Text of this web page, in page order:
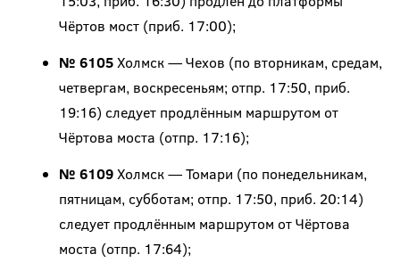
Чёртов мост (приб. 17:00);
№ 6105Холмск — Чехов (по вторникам, средам,
четвергам, воскресеньям; отпр. 17:50, приб.
19:16) следует продлённым маршрутом от
Чёртова моста (отпр. 17:16);
№ 6109Холмск — Томари (по понедельникам,
пятницам, субботам; отпр. 17:50, приб. 20:14)
следует продлённым маршрутом от Чёртова
моста (отпр. 17:64);